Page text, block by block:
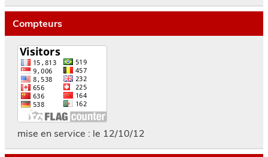
Compteurs
mise en service : le 12/10/12